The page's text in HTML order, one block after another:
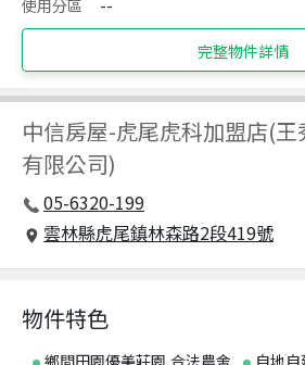
使用分區
--
完整物件詳情
中信房屋-虎尾虎科加盟店(
有限公司)
05-6320-199
雲林縣虎尾鎮林森路2段419號
物件特色
鄉間田園優美莊園,合法農舍,
自地